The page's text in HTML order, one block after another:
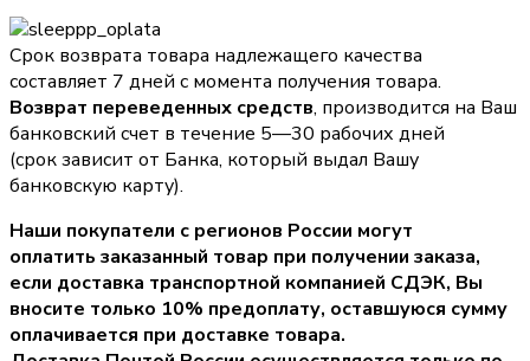
Срок возврата товара надлежащего качества
составляет 7 дней с момента получения товара.
Возврат переведенных средств, производится на Ваш
банковский счет в течение 5—30 рабочих дней
(срок зависит от Банка, который выдал Вашу
банковскую карту).
Наши покупатели с регионов России могут
оплатить заказанный товар при получении заказа,
если доставка транспортной компанией СДЭК, Вы
вносите только 10% предоплату, оставшуюся сумму
оплачивается при доставке товара.